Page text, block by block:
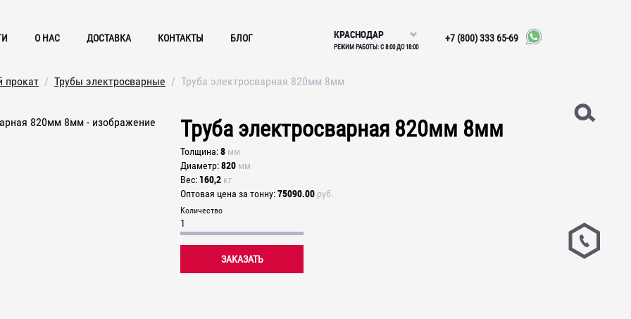
О НАС ДОСТАВКА КОНТАКТЫ БЛОГ КРАСНОДАР
РЕЖИМ РАБОТЫ: С 8:00 ДО 18:00
+7 (800) 333 65-69
прокат Трубы электросварные Труба электросварная 820мм 8мм
Труба электросварная 820мм 8мм
Толщина 8 мм
Диаметр 820 мм
Вес 160,2 кг
Оптовая цена за тонну 75090.00 руб.
Количество
ЗАКАЗАТЬ